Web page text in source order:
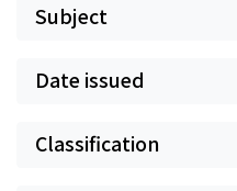
Subject
Date issued
Classification